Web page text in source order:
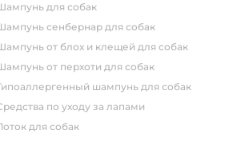
шампунь для собак
шампунь сенбернар для собак
шампунь от блох и клещей для собак
шампунь от перхоти для собак
гипоаллергенный шампунь для собак
средства по уходу за лапами
лоток для собак